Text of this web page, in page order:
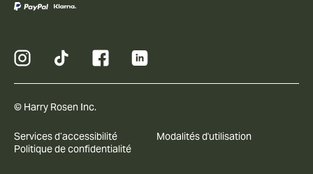
© Harry Rosen Inc.
Services d’accessibilité
Modalités d'utilisation
Politique de confidentialité